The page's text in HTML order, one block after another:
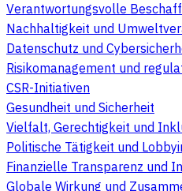
Verantwortungsvolle
Nachhaltigkeit und
Datenschutz und
Risikomanagement und
CSR-Initiativen
Gesundheit und Sicherheit
Vielfalt, Gerechtigkeit und
Politische Tätigkeit und
Finanzielle Transparenz und
Globale Wirkung und